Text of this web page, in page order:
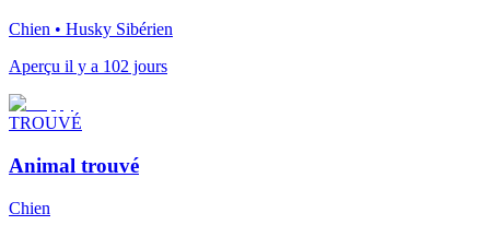
Chien • Husky Sibérien
Aperçu il y a 102 jours
TROUVÉ
Animal trouvé
Chien